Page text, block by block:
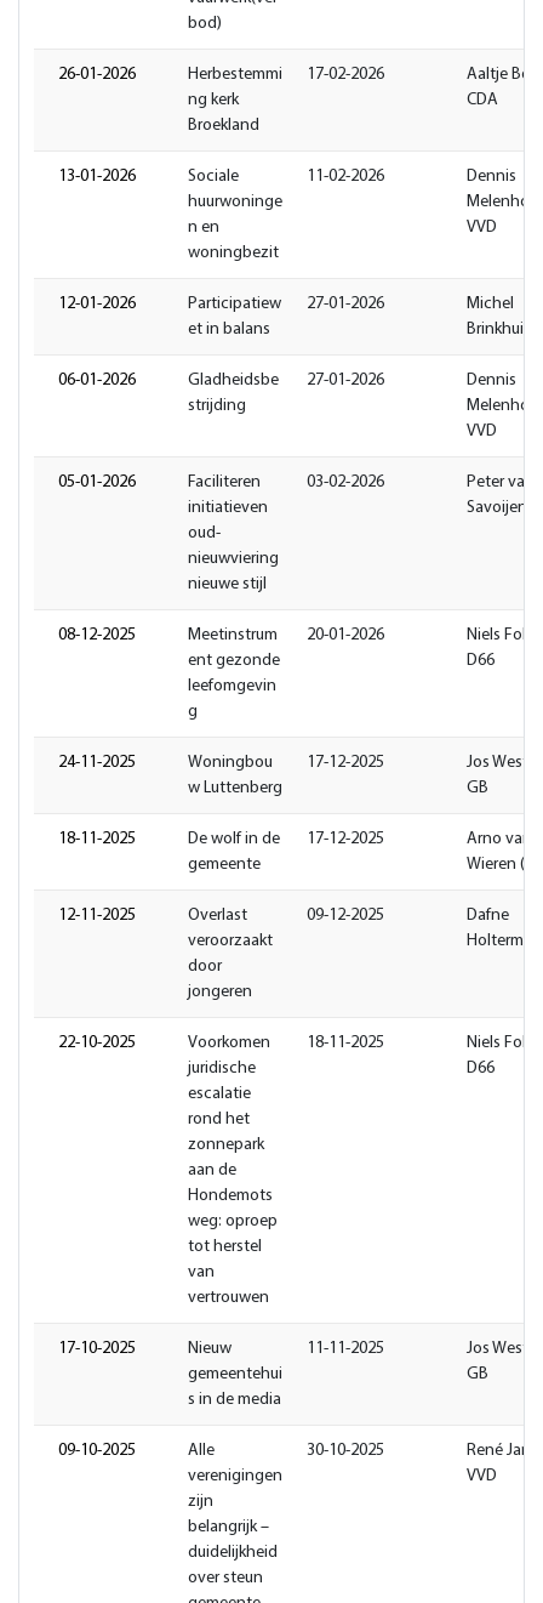
bod)
26-01-2026
Herbestemmi
ng kerk
Broekland
17-02-2026
Aaltje
CDA
13-01-2026
Sociale
huurwoninge
n en
woningbezit
11-02-2026
Dennis
VVD
12-01-2026
Participatiew
et in balans
27-01-2026
Michel
Brinkhuis
06-01-2026
Gladheidsbe
strijding
27-01-2026
Dennis
VVD
05-01-2026
Faciliteren
initiatieven
oud-
nieuwviering
nieuwe stijl
03-02-2026
Peter van
Savoijen
08-12-2025
Meetinstrum
ent gezonde
leefomgevin
g
20-01-2026
Niels
D66
24-11-2025
Woningbou
w Luttenberg
17-12-2025
Jos
GB
18-11-2025
De wolf in de
gemeente
17-12-2025
Arno van
Wieren
12-11-2025
Overlast
veroorzaakt
door
jongeren
09-12-2025
Dafne
Holterman
22-10-2025
Voorkomen
juridische
escalatie
rond het
zonnepark
aan de
Hondemots
weg: oproep
tot herstel
van
vertrouwen
18-11-2025
Niels
D66
17-10-2025
Nieuw
gemeentehui
s in de media
11-11-2025
Jos
GB
09-10-2025
Alle
verenigingen
zijn
belangrijk –
duidelijkheid
over steun
30-10-2025
René
VVD